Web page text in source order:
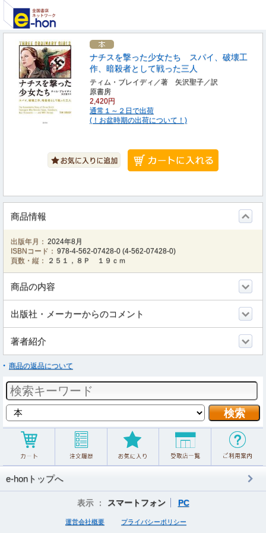
ナチスを撃った少女たち スパイ、破壊工
作、暗殺者として戦った三人
ティム・ブレイディ／著 矢沢聖子／訳
原書房
2,420円
通常１～２日で出荷
(！お盆時期の出荷について！)
商品情報
出版年月： 2024年8月
ISBNコード： 978-4-562-07428-0 (4-562-07428-0)
頁数・縦：
２５１，８Ｐ １９ｃｍ
商品の内容
出版社・メーカーからのコメント
著者紹介
商品の返品について
e-honトップへ
表示 ： スマートフォン PC
運営会社概要 プライバシーポリシー